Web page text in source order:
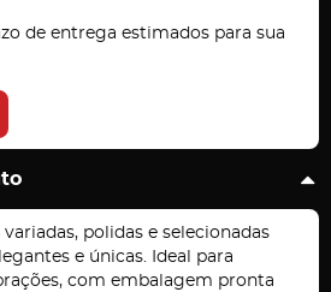
de entrega estimados para sua
polidas e selecionadas
e únicas. Ideal para
com embalagem pronta